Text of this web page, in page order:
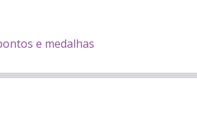
e medalhas